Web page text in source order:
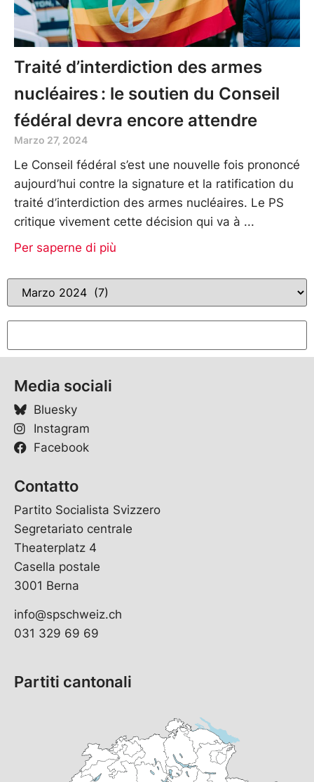
Traité d’interdiction des armes
nucléaires : le soutien du Conseil
fédéral devra encore attendre
Marzo 27, 2024
Le Conseil fédéral s’est une nouvelle fois prononcé
aujourd’hui contre la signature et la ratification du
traité d’interdiction des armes nucléaires. Le PS
critique vivement cette décision qui va à
Per saperne di più
Media sociali
Bluesky
Instagram
Facebook
Contatto
Partito Socialista Svizzero
Segretariato centrale
Theaterplatz 4
Casella postale
3001 Berna
info@spschweiz.ch
031 329 69 69
Partiti cantonali